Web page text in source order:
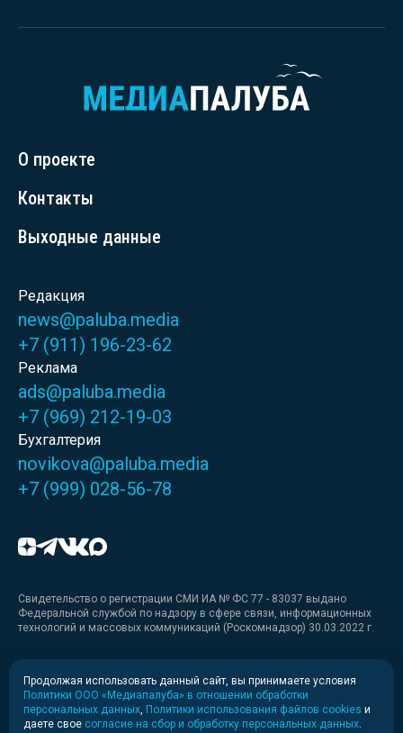
О проекте
Контакты
Выходные данные
Редакция
news@paluba.media
+7 (911) 196-23-62
Реклама
ads@paluba.media
+7 (969) 212-19-03
Бухгалтерия
novikova@paluba.media
+7 (999) 028-56-78
Свидетельство о регистрации СМИ ИА № ФС 77 - 83037 выдано
Федеральной службой по надзору в сфере связи, информационных
технологий и массовых коммуникаций (Роскомнадзор) 30.03.2022 г.
Медиакит
Медиакит для печати
Продолжая использовать данный сайт, вы принимаете условия
Политики ООО «Медиапалуба» в отношении обработки
персональных данных Политики использования файлов cookies и
даете свое согласие на сбор и обработку персональных данных